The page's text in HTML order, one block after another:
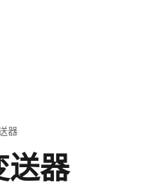
器
送器